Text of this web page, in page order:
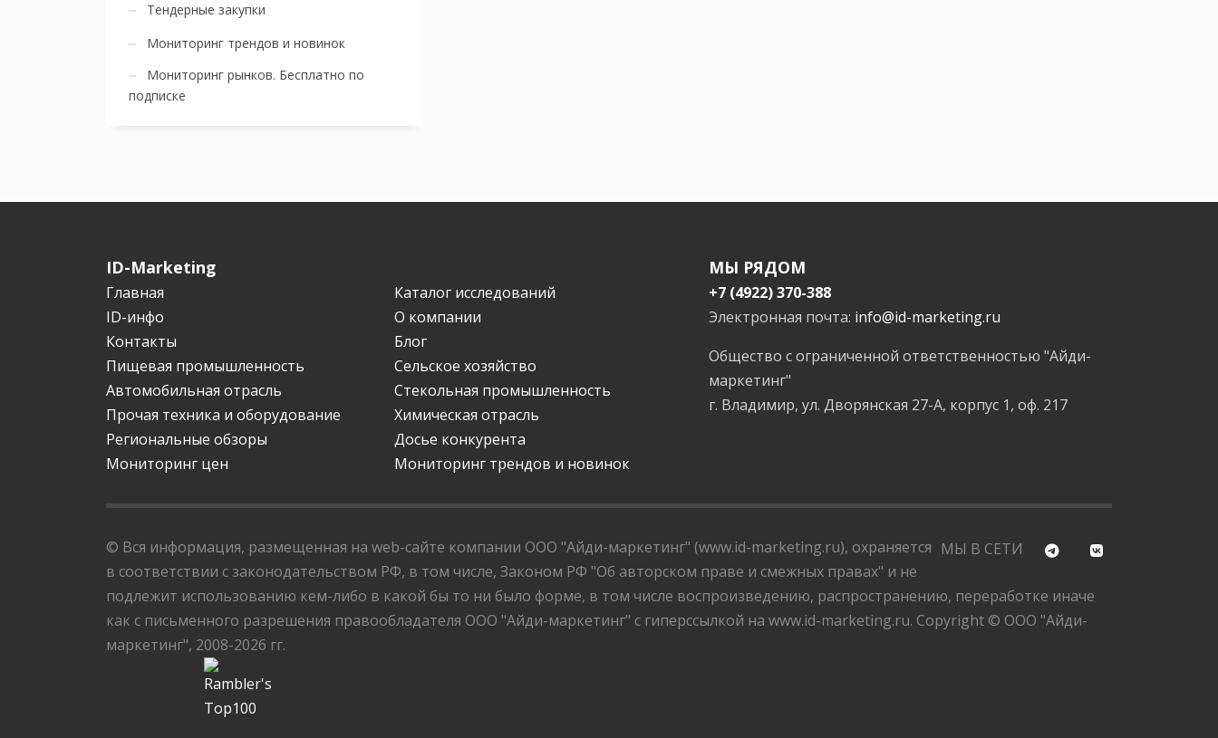
Тендерные закупки
Мониторинг трендов и новинок
Мониторинг рынков. Бесплатно по
подписке
ID-Marketing
Главная
Каталог исследований
ID-инфо
О компании
Контакты
Блог
Пищевая промышленность
Сельское хозяйство
Автомобильная отрасль
Стекольная промышленность
Прочая техника и оборудование
Химическая отрасль
Региональные обзоры
Досье конкурента
Мониторинг цен
Мониторинг трендов и новинок
МЫ РЯДОМ
+7 (4922) 370-388
Электронная почта: info@id-marketing.ru
Общество с ограниченной ответственностью "Айди-
маркетинг"
г. Владимир, ул. Дворянская 27-А, корпус 1, оф. 217
МЫ В СЕТИ
© Вся информация, размещенная на web-сайте компании ООО "Айди-маркетинг" (www.id-marketing.ru), охраняется
в соответствии с законодательством РФ, в том числе, Законом РФ "Об авторском праве и смежных правах" и не
подлежит использованию кем-либо в какой бы то ни было форме, в том числе воспроизведению, распространению, переработке иначе
как с письменного разрешения правообладателя ООО "Айди-маркетинг" с гиперссылкой на www.id-marketing.ru. Copyright © ООО "Айди-
маркетинг", 2008-2026 гг.